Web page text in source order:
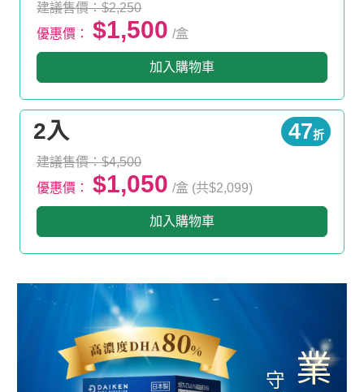
建議售價：$2,250
優惠價：
$1,500 /盒
加入購物車
2入 47折
建議售價：$4,500
優惠價：
$1,050 /盒 (共$2,099)
加入購物車